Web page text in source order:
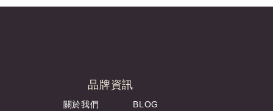
品牌資訊
關於我們
BLOG